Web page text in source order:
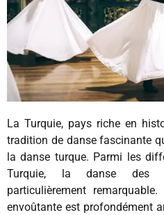
La Turquie, pays riche en
tradition de danse fascinante
la danse turque. Parmi les
Turquie, la danse des
particulièrement
envoûtante est profondément